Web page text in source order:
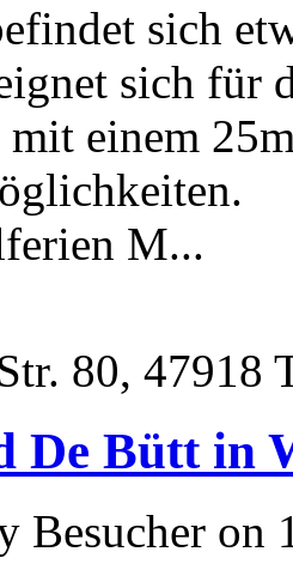
sich
sich für
einem
M...
80, 47918
De Bütt in
Besucher on